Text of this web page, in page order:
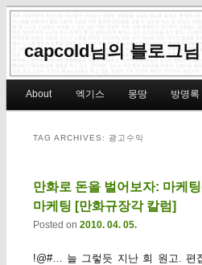
capcold님의 블로그님
Skip to primary content
Skip to secondary content
About 엑기스 몽땅 방명록
TAG ARCHIVES: 광고수익
만화로 돈을 벌어보자: 마케
마케팅 [만화규장각 칼럼]
Posted on 2010. 04. 05.
!@#… 늘 그렇듯 지난 회 원고. 편